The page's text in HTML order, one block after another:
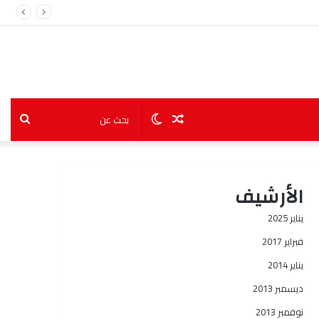
بحث
الوضعمقال
الأرشيف
يناير 2025
فبراير 2017
يناير 2014
ديسمبر 2013
نوفمبر 2013